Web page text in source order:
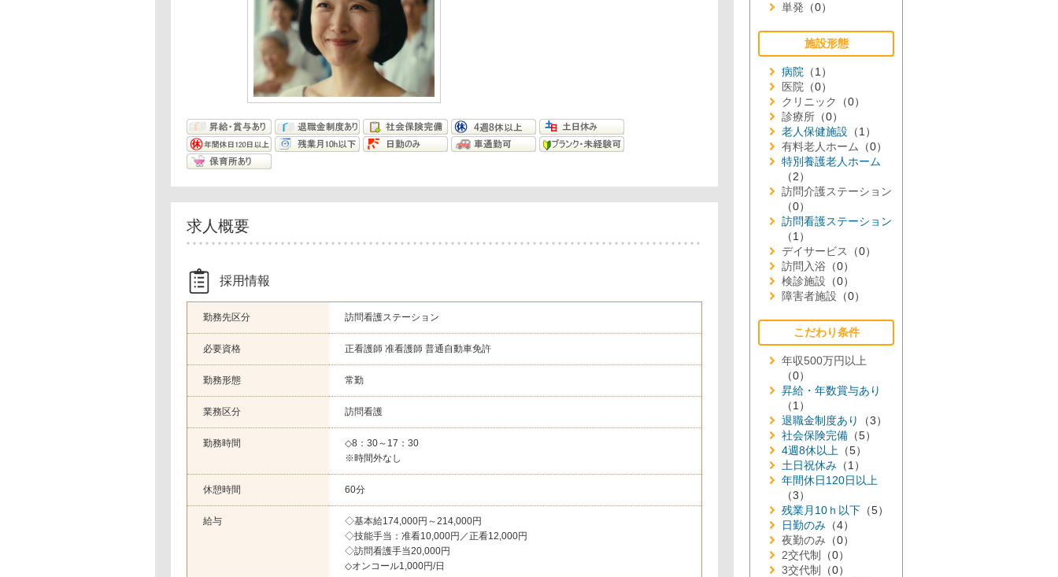
単発 （0）
施設形態
病院 （1）
医院 （0）
クリニック
（0）
診療所 （0）
老人保健施設 （1）
有料老人ホーム
（0）
特別養護老人ホーム
（2）
訪問介護ステーション
（0）
訪問看護ステーション
（1）
デイサービス
（0）
訪問入浴 （0）
検診施設 （0）
障害者施設 （0）
こだわり条件
年収500万円以上
（0）
昇給・年数賞与あり
（1）
退職金制度あり
（3）
社会保険完備 （5）
4週8休以上 （5）
土日祝休み （1）
年間休日120日以上
（3）
残業月10ｈ以下 （5）
日勤のみ （4）
夜勤のみ （0）
2交代制
（0）
3交代制
（0）
求人概要
採用情報
勤務先区分 訪問看護ステーション
必要資格 正看護師 准看護師 普通自動車免許
勤務形態 常勤
業務区分 訪問看護
勤務時間
◇8：30～17：30
※時間外なし
休憩時間 60分
給与
◇基本給174,000円～214,000円
◇技能手当：准看10,000円／正看12,000円
◇訪問看護手当20,000円
◇オンコール1,000円/日